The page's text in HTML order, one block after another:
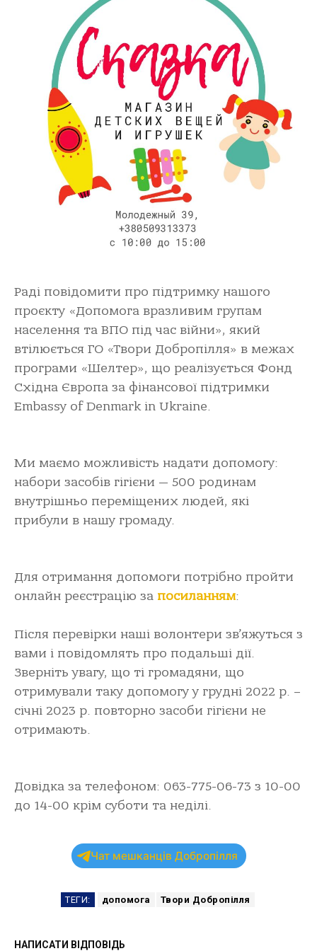
Раді повідомити про підтримку нашого
проєкту «Допомога вразливим групам
населення та ВПО під час війни», який
втілюється ГО «Твори Добропілля» в межах
програми «Шелтер», що реалізується Фонд
Східна Європа за фінансової підтримки
Embassy of Denmark in Ukraine.
Ми маємо можливість надати допомогу:
набори засобів гігієни — 500 родинам
внутрішньо переміщених людей, які
прибули в нашу громаду.
Для отримання допомоги потрібно пройти
онлайн реєстрацію за посиланням:
Після перевірки наші волонтери зв’яжуться з
вами і повідомлять про подальші дії.
Зверніть увагу, що ті громадяни, що
отримували таку допомогу у грудні 2022 р. –
січні 2023 р. повторно засоби гігієни не
отримають.
Довідка за телефоном: 063-775-06-73 з 10-00
до 14-00 крім суботи та неділі.
Чат мешканців Добропілля
ТЕГИ: допомога Твори Добропілля
НАПИСАТИ ВІДПОВІДЬ